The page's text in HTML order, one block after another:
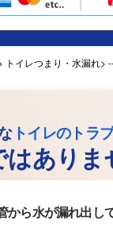
トイレつまり・水漏れ>
トイレのトラ
ありま
から水が漏れ出し